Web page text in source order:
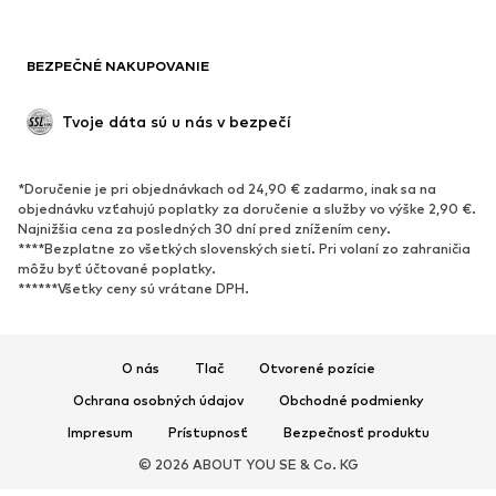
Upcyklácia
Nové
Obľúbené
Tenisky
Členkové čižmy
Topánky na vysokom podpätku
Sandále
Papuče
Exkluzívne
BEZPEČNÉ NAKUPOVANIE
Tvoje dáta sú u nás v bezpečí
*Doručenie je pri objednávkach od 24,90 € zadarmo, inak sa na
objednávku vzťahujú poplatky za doručenie a služby vo výške 2,90 €.
Najnižšia cena za posledných 30 dní pred znížením ceny.
****Bezplatne zo všetkých slovenských sietí. Pri volaní zo zahraničia
môžu byť účtované poplatky.
******Všetky ceny sú vrátane DPH.
O nás Tlač
Otvorené pozície
Ochrana osobných údajov
Obchodné podmienky
Impresum
Prístupnosť
Bezpečnosť produktu
© 2026 ABOUT YOU SE & Co. KG